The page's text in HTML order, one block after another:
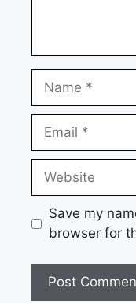
Name
Email
Website
Save my
browser for